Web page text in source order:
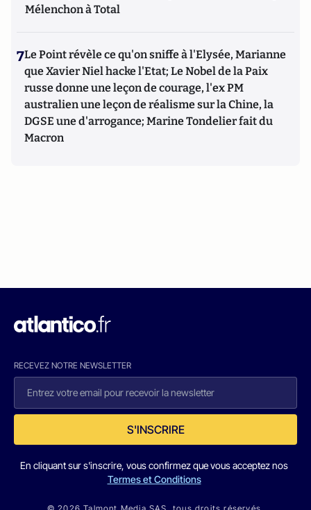
Mélenchon à Total
7Le Point révèle ce qu'on sniffe à l'Elysée, Marianne
que Xavier Niel hacke l'Etat; Le Nobel de la Paix
russe donne une leçon de courage, l'ex PM
australien une leçon de réalisme sur la Chine, la
DGSE une d'arrogance; Marine Tondelier fait du
Macron
RECEVEZ NOTRE NEWSLETTER
S'INSCRIRE
En cliquant sur s'inscrire, vous confirmez que vous acceptez nos
Termes et Conditions